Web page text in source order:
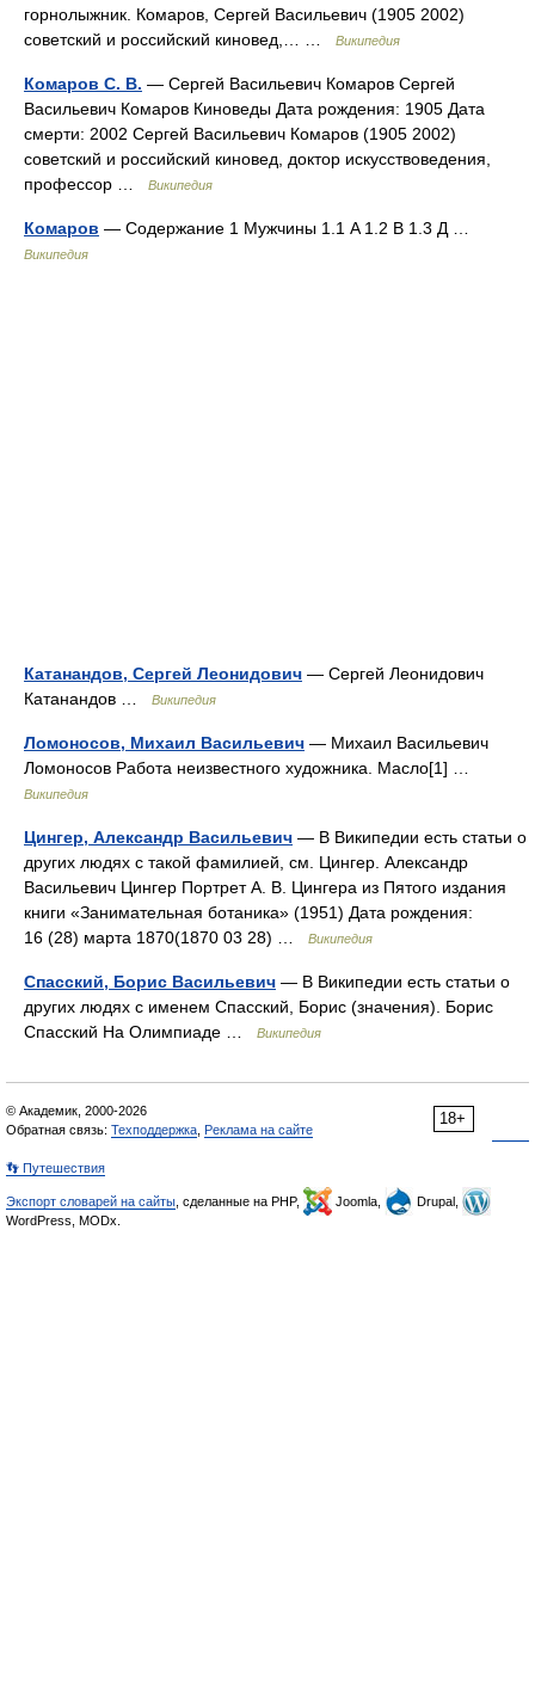
горнолыжник. Комаров, Сергей Васильевич (1905 2002)
советский и российский киновед,… …
Википедия
Комаров С. В. — Сергей Васильевич Комаров Сергей
Васильевич Комаров Киноведы Дата рождения: 1905 Дата
смерти: 2002 Сергей Васильевич Комаров (1905 2002)
советский и российский киновед, доктор искусствоведения,
профессор …
Википедия
Комаров — Содержание 1 Мужчины 1.1 A 1.2 В 1.3 Д …
Википедия
Катанандов, Сергей Леонидович — Сергей Леонидович
Катанандов …
Википедия
Ломоносов, Михаил Васильевич — Михаил Васильевич
Ломоносов Работа неизвестного художника. Масло[1] …
Википедия
Цингер, Александр Васильевич — В Википедии есть статьи о
других людях с такой фамилией, см. Цингер. Александр
Васильевич Цингер Портрет А. В. Цингера из Пятого издания
книги «Занимательная ботаника» (1951) Дата рождения:
16 (28) марта 1870(1870 03 28) …
Википедия
Спасский, Борис Васильевич — В Википедии есть статьи о
других людях с именем Спасский, Борис (значения). Борис
Спасский На Олимпиаде …
Википедия
18+
© Академик, 2000-2026
Обратная связь: Техподдержка Реклама на сайте
👣 Путешествия
Экспорт словарей на сайты , сделанные на PHP, Joomla,
Drupal,
WordPress, MODx.